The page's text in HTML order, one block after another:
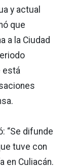
y actual
que
a la Ciudad
está
“Se difunde
tuve con
en Culiacán.